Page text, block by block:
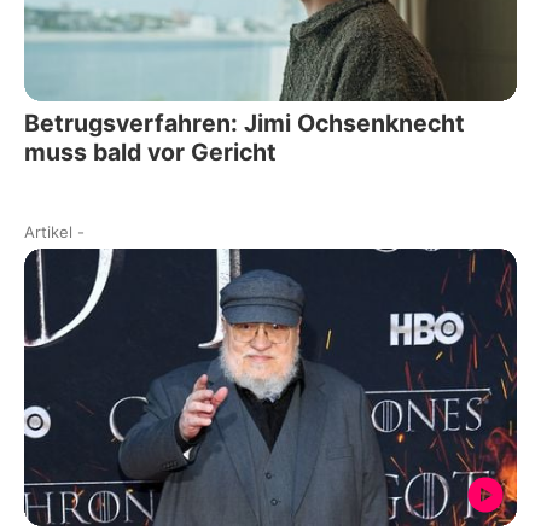
Betrugsverfahren: Jimi Ochsenknecht
muss bald vor Gericht
Artikel -